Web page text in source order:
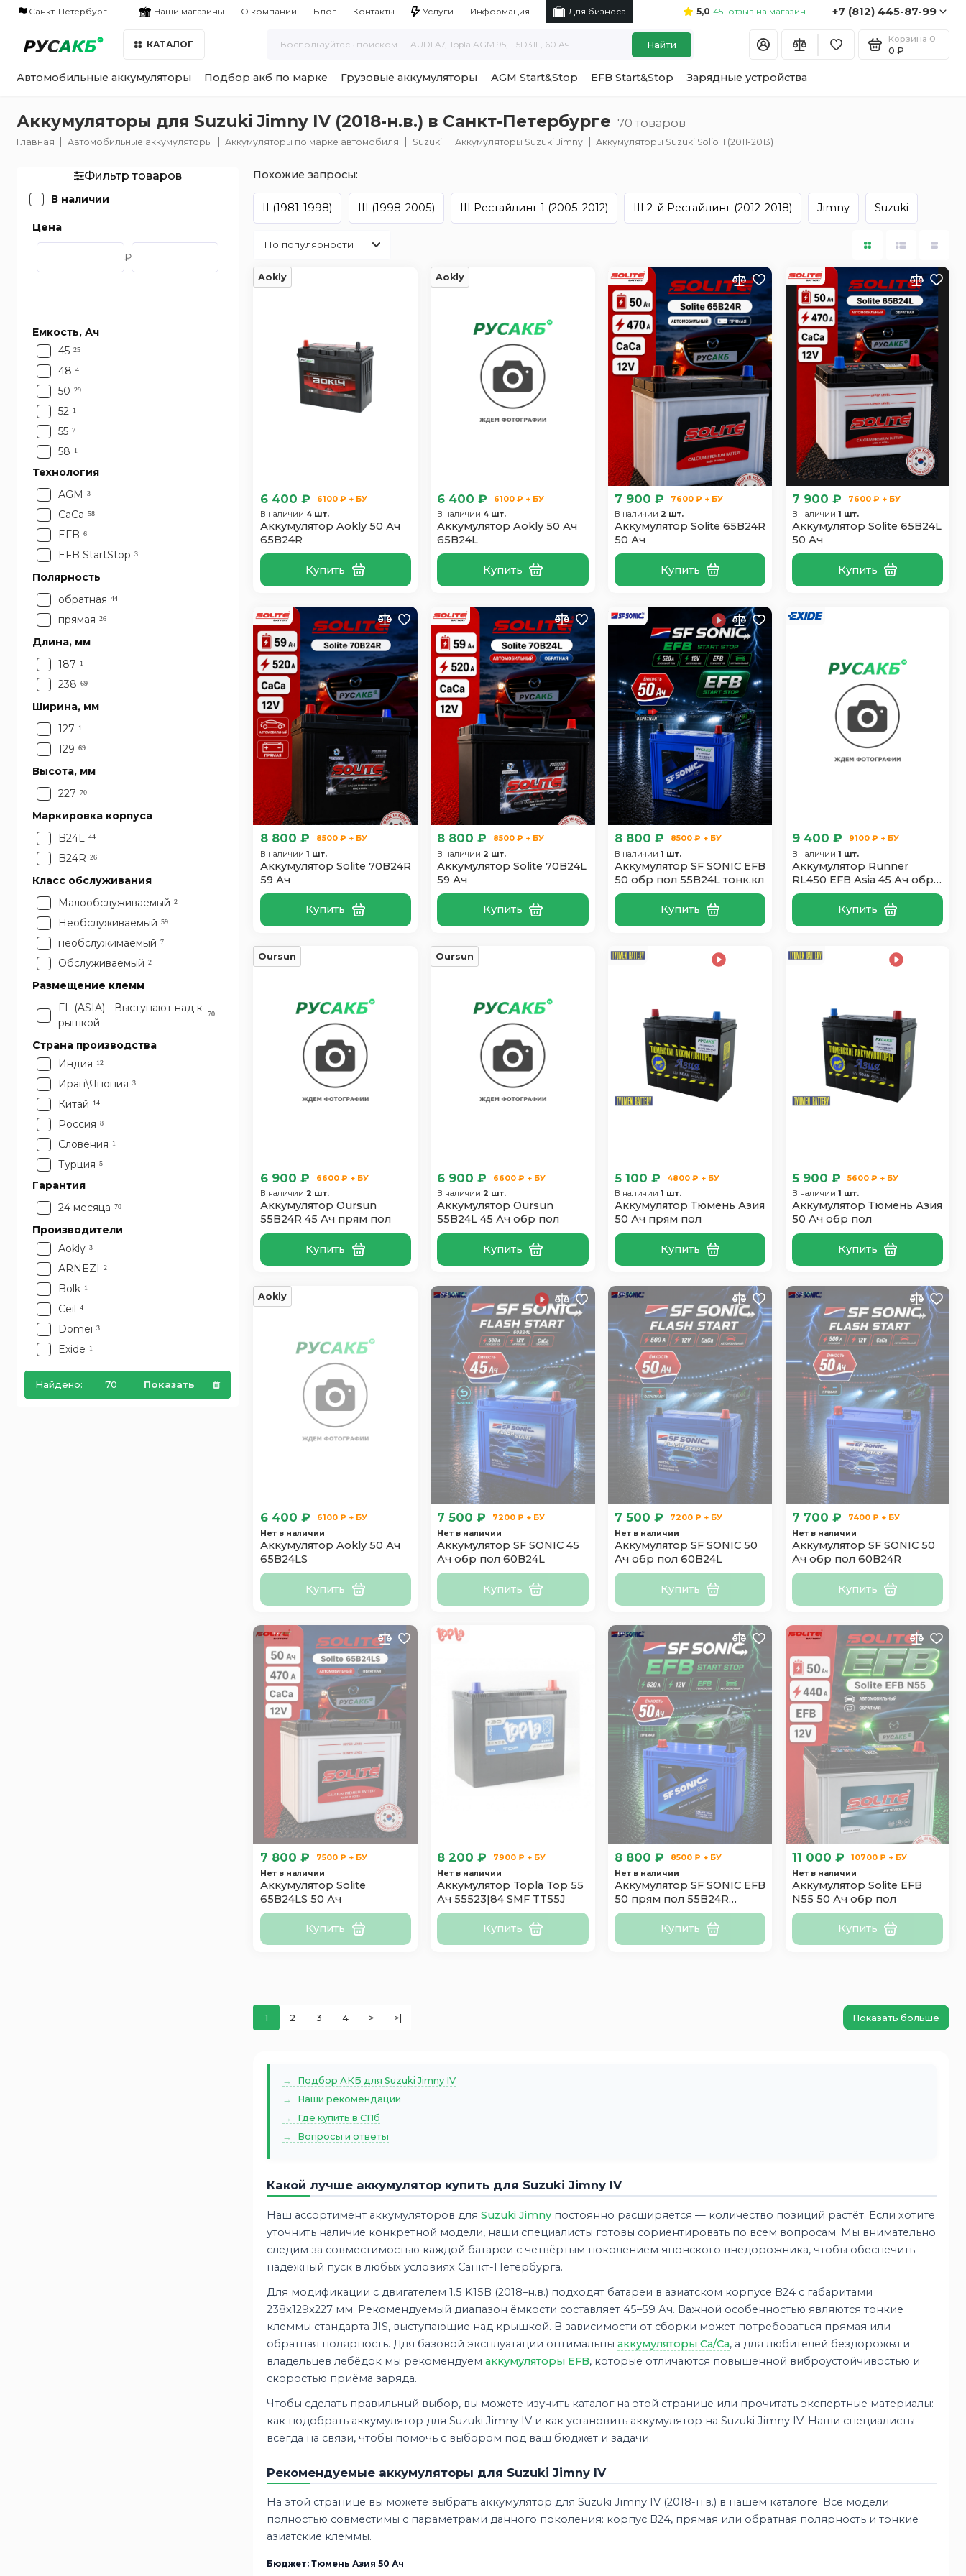
Санкт-Петербург Наши магазины О компании Блог Контакты Услуги Информация Для бизнеса 5,0 451 отзыв на магазин +7 (812) 445-87-99
КАТАЛОГ Найти
Корзина 0
0 ₽
Автомобильные аккумуляторы Подбор акб по марке Грузовые аккумуляторы AGM Start&Stop EFB Start&Stop Зарядные устройства
Аккумуляторы для Suzuki Jimny IV (2018-н.в.) в Санкт-Петербурге 70 товаров
Главная Автомобильные аккумуляторы Аккумуляторы по марке автомобиля Suzuki Аккумуляторы Suzuki Jimny Аккумуляторы Suzuki Solio II (2011-2013)
Фильтр товаров
В наличии
Цена
₽
Емкость, Ач
45 25
48 4
50 29
52 1
55 7
58 1
59 2
60 1
Технология
AGM
3
CaCa 58
EFB 6
EFB StartStop 3
Полярность
обратная 44
прямая 26
Длина, мм
187
1
238 69
Ширина, мм
127
1
129 69
Высота, мм
227 70
Маркировка корпуса
B24L 44
B24R 26
Класс обслуживания
Малообслуживаемый 2
Необслуживаемый 59
необслужимаемый 7
Обслуживаемый 2
Размещение клемм
FL (ASIA) - Выступают над к
рышкой
70
Страна производства
Индия
12
Иран\Япония 3
Китай 14
Россия 8
Словения 1
Турция 5
Франция
Чехия
Южная Корея
Япония
Гарантия
24 месяца 70
Производители
Aokly 3
ARNEZI 2
Bolk 1
Ceil 4
Domei 3
Exide 1
Furukawa Battery
Ganz
Найдено: 70 Показать
Похожие запросы:
II (1981-1998) III (1998-2005) III Рестайлинг 1 (2005-2012) III 2-й Рестайлинг (2012-2018) Jimny Suzuki
Aokly
6 400 ₽
6100 ₽ + БУ
В наличии 4 шт.
Аккумулятор Aokly 50 Ач
65B24R
Купить
Aokly
6 400 ₽
6100 ₽ + БУ
В наличии 4 шт.
Аккумулятор Aokly 50 Ач
65B24L
Купить
7 900 ₽
7600 ₽ + БУ
В наличии 2 шт.
Аккумулятор Solite 65B24R
50 Ач
Купить
7 900 ₽
7600 ₽ + БУ
В наличии 1 шт.
Аккумулятор Solite 65B24L
50 Ач
Купить
8 800 ₽
8500 ₽ + БУ
В наличии 1 шт.
Аккумулятор Solite 70B24R
59 Ач
Купить
8 800 ₽
8500 ₽ + БУ
В наличии 2 шт.
Аккумулятор Solite 70B24L
59 Ач
Купить
8 800 ₽
8500 ₽ + БУ
В наличии1 шт.
Аккумулятор SF SONIC EFB
50 обр пол 55B24L тонк.кл
Купить
9 400 ₽
9100 ₽ + БУ
В наличии 1 шт.
Аккумулятор Runner
RL450 EFB Asia 45 Ач обр
пол
Купить
Oursun
6 900 ₽
6600 ₽ + БУ
В наличии 2 шт.
Аккумулятор Oursun
55B24R 45 Ач прям пол
Купить
Oursun
6 900 ₽
6600 ₽ + БУ
В наличии 2 шт.
Аккумулятор Oursun
55B24L 45 Ач обр пол
Купить
5 100 ₽
4800 ₽ + БУ
В наличии1 шт.
Аккумулятор Тюмень Азия
50 Ач прям пол
Купить
5 900 ₽
5600 ₽ + БУ
В наличии 1 шт.
Аккумулятор Тюмень Азия
50 Ач обр пол
Купить
Aokly
6 400 ₽
6100 ₽ + БУ
Нет в наличии
Аккумулятор Aokly 50 Ач
65B24LS
Купить
7 500 ₽
7200 ₽ + БУ
Нет в наличии
Аккумулятор SF SONIC 45
Ач обр пол 60B24L
Купить
7 500 ₽
7200 ₽ + БУ
Нет в наличии
Аккумулятор SF SONIC 50
Ач обр пол 60B24L
Купить
7 700 ₽
7400 ₽ + БУ
Нет в наличии
Аккумулятор SF SONIC 50
Ач обр пол 60B24R
Купить
7 800 ₽
7500 ₽ + БУ
Нет в наличии
Аккумулятор Solite
65B24LS 50 Ач
Купить
8 200 ₽
7900 ₽ + БУ
Нет в наличии
Аккумулятор Topla Top 55
Ач 55523|84 SMF TT55J
Купить
8 800 ₽
8500 ₽ + БУ
Нет в наличии
Аккумулятор SF SONIC EFB
50 прям пол 55B24R
тонк.кл
Купить
11 000 ₽
10700 ₽ + БУ
Нет в наличии
Аккумулятор Solite EFB
N55 50 Ач обр пол
Купить
1 2 3 4 > >| Показать больше
Подбор АКБ для Suzuki Jimny IV
Наши рекомендации
Где купить в СПб
Вопросы и ответы
Какой лучше аккумулятор купить для Suzuki Jimny IV
Наш ассортимент аккумуляторов для Suzuki Jimnyпостоянно расширяется — количество позиций растёт. Если хотите
уточнить наличие конкретной модели, наши специалисты готовы сориентировать по всем вопросам. Мы внимательно
следим за совместимостью каждой батареи с четвёртым поколением японского внедорожника, чтобы обеспечить
надёжный пуск в любых условиях Санкт-Петербурга.
Для модификации с двигателем 1.5 K15B (2018–н.в.) подходят батареи в азиатском корпусе B24 с габаритами
238x129x227 мм. Рекомендуемый диапазон ёмкости составляет 45–59 Ач. Важной особенностью являются тонкие
клеммы стандарта JIS, выступающие над крышкой. В зависимости от сборки может потребоваться прямая или
обратная полярность. Для базовой эксплуатации оптимальны аккумуляторы Ca/Ca, а для любителей бездорожья и
владельцев лебёдок мы рекомендуем аккумуляторы EFB, которые отличаются повышенной виброустойчивостью и
скоростью приёма заряда.
Чтобы сделать правильный выбор, вы можете изучить каталог на этой странице или прочитать экспертные материалы:
как подобрать аккумулятор для Suzuki Jimny IV и как установить аккумулятор на Suzuki Jimny IV. Наши специалисты
всегда на связи, чтобы помочь с выбором под ваш бюджет и задачи.
Рекомендуемые аккумуляторы для Suzuki Jimny IV
На этой странице вы можете выбрать аккумулятор для Suzuki Jimny IV (2018-н.в.) в нашем каталоге. Все модели
полностью совместимы с параметрами данного поколения: корпус B24, прямая или обратная полярность и тонкие
азиатские клеммы.
Бюджет: Тюмень Азия 50 Ач